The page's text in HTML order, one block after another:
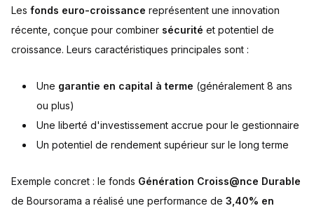
Les fonds euro-croissance représentent une innovation
récente, conçue pour combiner sécurité et potentiel de
croissance. Leurs caractéristiques principales sont :
Une garantie en capital à terme (généralement 8 ans
ou plus)
Une liberté d'investissement accrue pour le gestionnaire
Un potentiel de rendement supérieur sur le long terme
Exemple concret : le fonds Génération Croiss@nce Durable
de Boursorama a réalisé une performance de 3,40% en